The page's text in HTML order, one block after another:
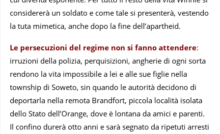
considererà un soldato e come tale si presenterà, vestendo
la tuta mimetica, anche dopo la fine dell’apartheid.
Le persecuzioni del regime non si fanno attendere:
irruzioni della polizia, perquisizioni, angherie di ogni sorta
rendono la vita impossibile a lei e alle sue figlie nella
township di Soweto, sin quando le autorità decidono di
deportarla nella remota Brandfort, piccola località isolata
dello Stato dell’Orange, dove è lontana da amici e parenti.
Il confino durerà otto anni e sarà segnato da ripetuti arresti